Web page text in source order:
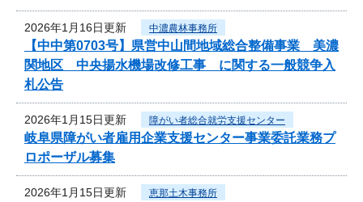
2026年1月16日更新 中濃農林事務所
【中中第0703号】県営中山間地域総合整備事業 美濃
関地区 中央揚水機場改修工事 に関する一般競争入
札公告
2026年1月15日更新 障がい者総合就労支援センター
岐阜県障がい者雇用企業支援センター事業委託業務プ
ロポーザル募集
2026年1月15日更新 恵那土木事務所